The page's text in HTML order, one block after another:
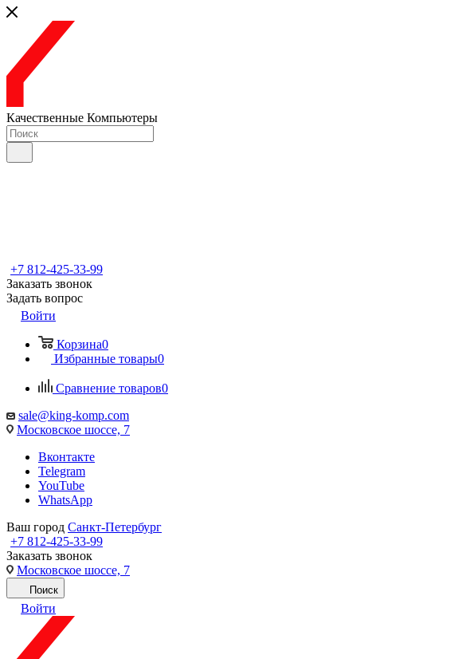
Качественные Компьютеры
+7 812-425-33-99
Заказать звонок
Задать вопрос
Войти
Корзина0
Избранные товары0
Сравнение товаров0
sale@king-komp.com
Московское шоссе, 7
Вконтакте
Telegram
YouTube
WhatsApp
Ваш город Санкт-Петербург
+7 812-425-33-99
Заказать звонок
Московское шоссе, 7
Поиск
Войти